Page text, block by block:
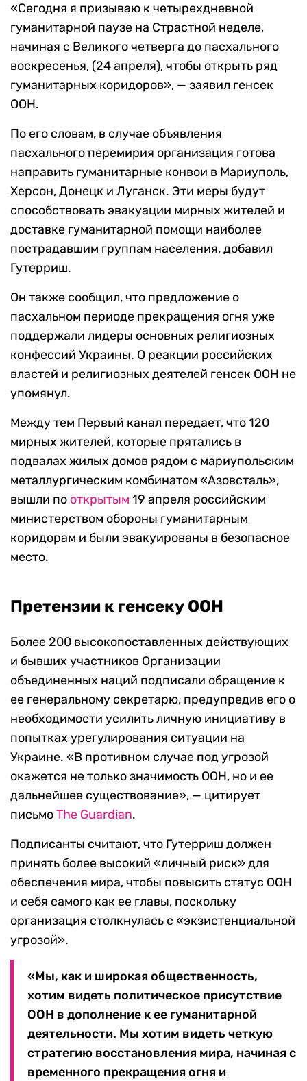
«Сегодня я призываю к четырехдневной
гуманитарной паузе на Страстной неделе,
начиная с Великого четверга до пасхального
воскресенья, (24 апреля), чтобы открыть ряд
гуманитарных коридоров», — заявил генсек
ООН.
По его словам, в случае объявления
пасхального перемирия организация готова
направить гуманитарные конвои в Мариуполь,
Херсон, Донецк и Луганск. Эти меры будут
способствовать эвакуации мирных жителей и
доставке гуманитарной помощи наиболее
пострадавшим группам населения, добавил
Гутерриш.
Он также сообщил, что предложение о
пасхальном периоде прекращения огня уже
поддержали лидеры основных религиозных
конфессий Украины. О реакции российских
властей и религиозных деятелей генсек ООН не
упомянул.
Между тем Первый канал передает, что 120
мирных жителей, которые прятались в
подвалах жилых домов рядом с мариупольским
металлургическим комбинатом «Азовсталь»,
вышли по открытым 19 апреля российским
министерством обороны гуманитарным
коридорам и были эвакуированы в безопасное
место.
Претензии к генсеку ООН
Более 200 высокопоставленных действующих
и бывших участников Организации
объединенных наций подписали обращение к
ее генеральному секретарю, предупредив его о
необходимости усилить личную инициативу в
попытках урегулирования ситуации на
Украине. «В противном случае под угрозой
окажется не только значимость ООН, но и ее
дальнейшее существование», — цитирует
письмоThe Guardian.
Подписанты считают, что Гутерриш должен
принять более высокий «личный риск» для
обеспечения мира, чтобы повысить статус ООН
и себя самого как ее главы, поскольку
организация столкнулась с «экзистенциальной
угрозой».
«Мы, как и широкая общественность,
хотим видеть политическое присутствие
ООН в дополнение к ее гуманитарной
деятельности. Мы хотим видеть четкую
стратегию восстановления мира, начиная с
временного прекращения огня и